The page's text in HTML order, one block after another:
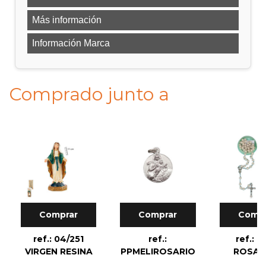
Más información
Información Marca
Comprado junto a
Comprar
ref.: 04/251
VIRGEN RESINA
Comprar
ref.:
PPMELIROSARIO
ref.: